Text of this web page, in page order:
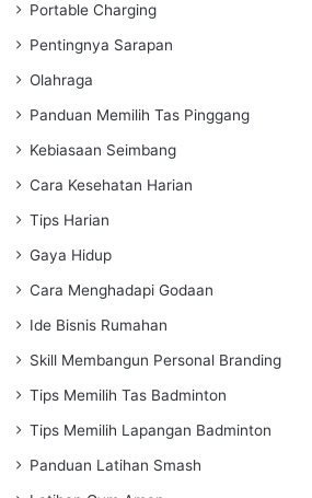
Portable Charging
Pentingnya Sarapan
Olahraga
Panduan Memilih Tas Pinggang
Kebiasaan Seimbang
Cara Kesehatan Harian
Tips Harian
Gaya Hidup
Cara Menghadapi Godaan
Ide Bisnis Rumahan
Skill Membangun Personal Branding
Tips Memilih Tas Badminton
Tips Memilih Lapangan Badminton
Panduan Latihan Smash